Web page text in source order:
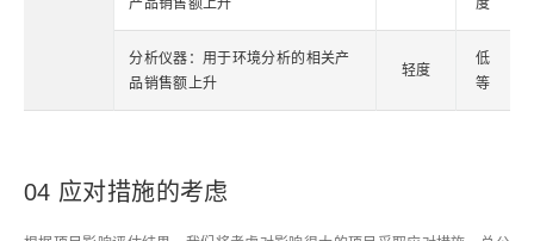
产品销售额上升
度
分析仪器：用于环境分析的相关产
品销售额上升
轻度
低
等
04 应对措施的考虑